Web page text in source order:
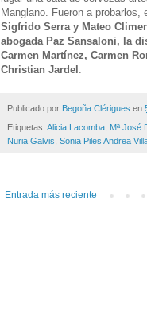
Manglano. Fueron a probarlos,
Sigfrido Serra y Mateo
abogada Paz Sansaloni, la
Carmen Martínez, Carmen
Christian Jardel
Publicado por Begoña Clérigues en
Etiquetas: Alicia Lacomba Mª José
Nuria Galvis Sonia Piles Andrea
Entrada más reciente